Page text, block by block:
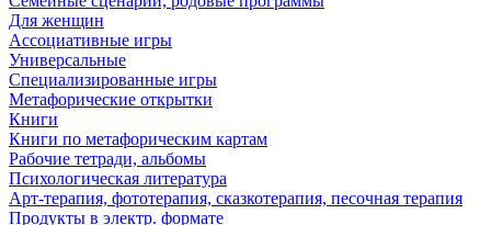
Для женщин
Ассоциативные игры
Универсальные
Специализированные игры
Метафорические открытки
Книги
Книги по метафорическим картам
Рабочие тетради, альбомы
Психологическая литература
Арт-терапия, фототерапия, сказкотерапия, песочная терапия
Продукты в электр. формате